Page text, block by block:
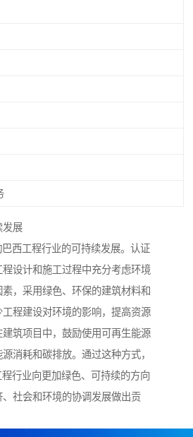
发展
西工程行业的可持续发展。认证
设计和施工过程中充分考虑环境
，采用绿色、环保的建筑材料和
程建设对环境的影响，提高资源
筑项目中，鼓励使用可再生能源
消耗和碳排放。通过这种方式，
行业向更加绿色、可持续的方向
社会和环境的协调发展做出贡